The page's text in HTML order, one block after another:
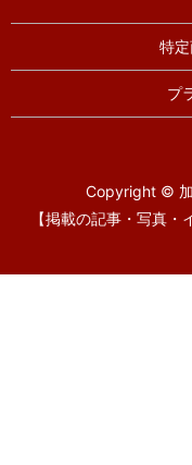
特
プ
Copyright ©
【掲載の記事・写真